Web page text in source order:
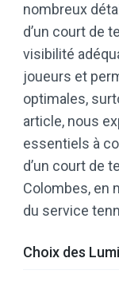
nombreux
d’un court de
visibilité
joueurs et
optimales,
article, nous
essentiels à
d’un court de
Colombes, en
du service
Choix des